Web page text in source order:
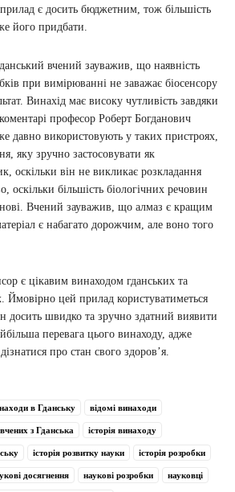
є досить бюджетним, тож більшість
його придбати.
вчений зауважив, що наявність
при вимірюванні не заважає біосенсору
Винахід має високу чутливість завдяки
професор Роберт Богданович
давно використовують у таких пристроях,
яку зручно застосовувати як
оскільки він не викликає розкладання
більшість біологічних речовин
Вчений зауважив, що алмаз є кращим
є набагато дорожчим, але воно того
є цікавим винаходом гданських та
Ймовірно цей прилад користуватиметься
досить швидко та зручно здатний виявити
перевага цього винаходу, адже
про стан свого здоров’я.
в Гданську відомі винаходи
з Гданська історія винаходу
історія розвитку науки історія розробки
досягнення наукові розробки науковці